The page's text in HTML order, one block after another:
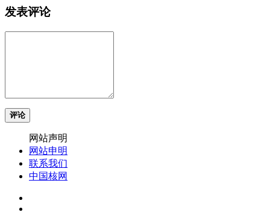
发表评论
评论
网站声明
网站申明
联系我们
中国核网